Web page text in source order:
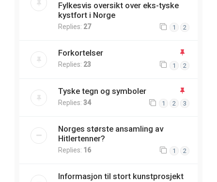
Fylkesvis oversikt over eks-tyske
kystfort i Norge
Replies: 27 1 2
Forkortelser
Replies: 23 1 2
Tyske tegn og symboler
Replies: 34 1 2 3
Norges største ansamling av
Hitlertenner?
Replies: 16 1 2
Informasjon til stort kunstprosjekt